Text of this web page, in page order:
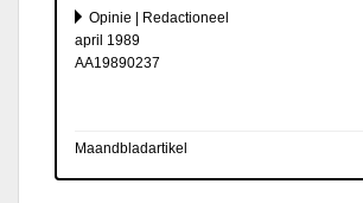
Opinie | Redactioneel
april 1989
AA19890237
Maandbladartikel